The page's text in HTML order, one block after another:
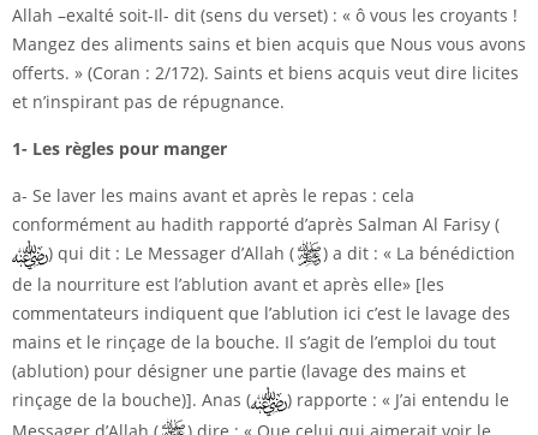
Allah –exalté soit-Il- dit (sens du verset) : « ô vous les croyants !
Mangez des aliments sains et bien acquis que Nous vous avons
offerts. » (Coran : 2/172). Saints et biens acquis veut dire licites
et n’inspirant pas de répugnance.
1- Les règles pour manger
a- Se laver les mains avant et après le repas : cela
conformément au hadith rapporté d’après Salman Al Farisy (
) qui dit : Le Messager d’Allah (
) a dit : « La bénédiction
de la nourriture est l’ablution avant et après elle» [les
commentateurs indiquent que l’ablution ici c’est le lavage des
mains et le rinçage de la bouche. Il s’agit de l’emploi du tout
(ablution) pour désigner une partie (lavage des mains et
rinçage de la bouche)]. Anas (
) rapporte : « J’ai entendu le